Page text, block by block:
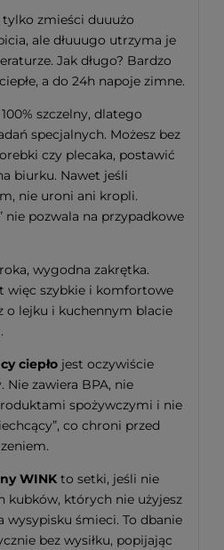
tylko zmieści duuużo
ale dłuuugo utrzyma je
Jak długo? Bardzo
a do 24h napoje zimne.
szczelny, dlatego
specjalnych. Możesz bez
czy plecaka, postawić
biurku. Nawet jeśli
nie uroni ani kropli.
nie pozwala na przypadkowe
wygodna zakrętka.
więc szybkie i komfortowe
lejku i kuchennym blacie
ciepło jest oczywiście
Nie zawiera BPA, nie
spożywczymi i nie
co chroni przed
WINK to setki, jeśli nie
kubków, których nie użyjesz
wysypisku śmieci. To dbanie
bez wysiłku, popijając